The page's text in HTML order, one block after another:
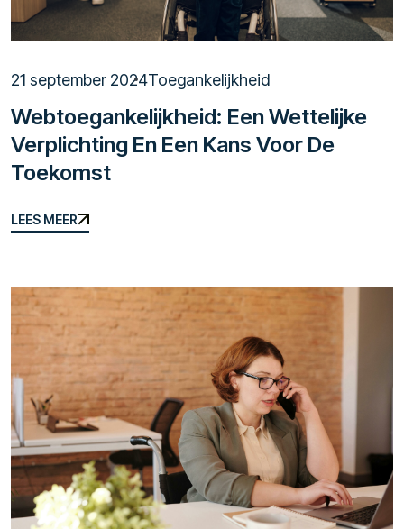
21 september 2024Toegankelijkheid
Webtoegankelijkheid: Een Wettelijke
Verplichting En Een Kans Voor De
Toekomst
LEES MEER
LEES MEER